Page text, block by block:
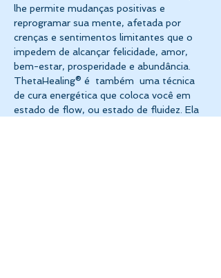
lhe permite mudanças positivas e
reprogramar sua mente, afetada por
crenças e sentimentos limitantes que o
impedem de alcançar felicidade, amor,
bem-estar, prosperidade e abundância.
ThetaHealing® é  também  uma técnica
de cura energética que coloca você em
estado de flow, ou estado de fluidez. Ela